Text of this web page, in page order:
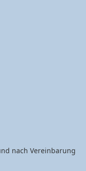
nach Vereinbarung